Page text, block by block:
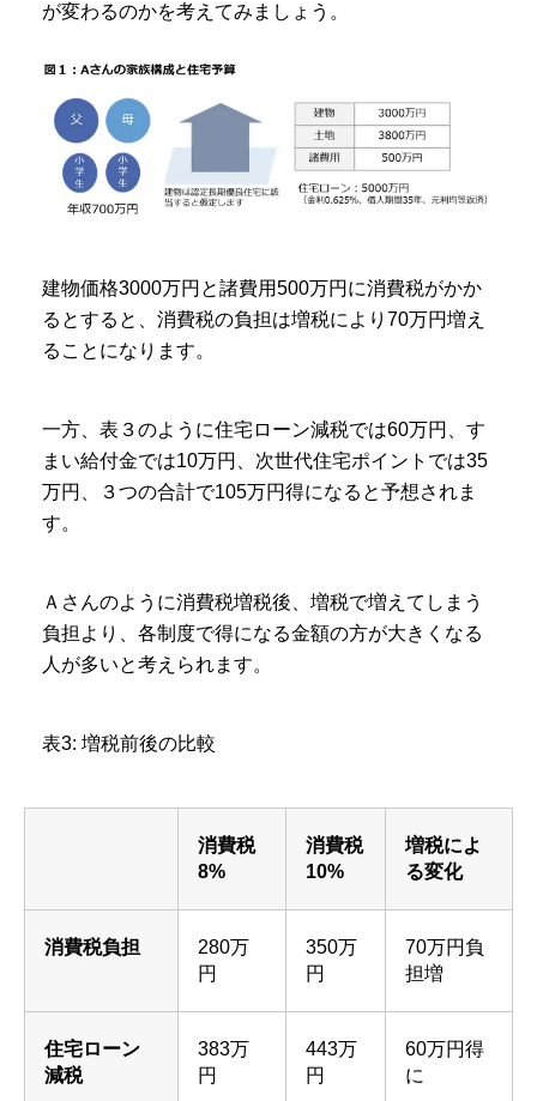
が変わるのかを考えてみましょう。
建物価格3000万円と諸費用500万円に消費税がかか
るとすると、消費税の負担は増税により70万円増え
ることになります。
一方、表３のように住宅ローン減税では60万円、す
まい給付金では10万円、次世代住宅ポイントでは35
万円、３つの合計で105万円得になると予想されま
す。
Ａさんのように消費税増税後、増税で増えてしまう
負担より、各制度で得になる金額の方が大きくなる
人が多いと考えられます。
表3: 増税前後の比較
消費税
8%
消費税
10%
増税によ
る変化
消費税負担
280万
円
350万
円
70万円負
担増
住宅ローン
減税
383万
円
443万
円
60万円得
に